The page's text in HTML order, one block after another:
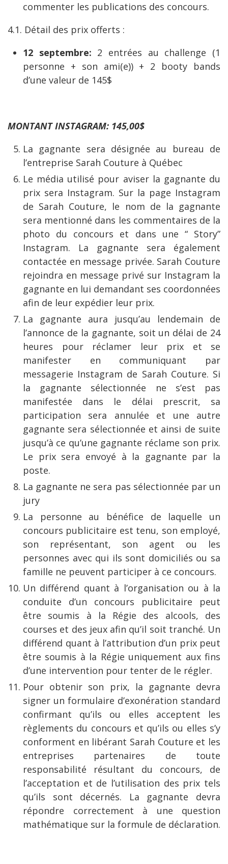
commenter les publications des concours.
4.1. Détail des prix offerts :
12 septembre: 2 entrées au challenge (1
personne + son ami(e)) + 2 booty bands
d’une valeur de 145$
MONTANT INSTAGRAM: 145,00$
La gagnante sera désignée au bureau de
l’entreprise Sarah Couture à Québec
Le média utilisé pour aviser la gagnante du
prix sera Instagram. Sur la page Instagram
de Sarah Couture, le nom de la gagnante
sera mentionné dans les commentaires de la
photo du concours et dans une “ Story”
Instagram. La gagnante sera également
contactée en message privée. Sarah Couture
rejoindra en message privé sur Instagram la
gagnante en lui demandant ses coordonnées
afin de leur expédier leur prix.
La gagnante aura jusqu’au lendemain de
l’annonce de la gagnante, soit un délai de 24
heures pour réclamer leur prix et se
manifester en communiquant par
messagerie Instagram de Sarah Couture. Si
la gagnante sélectionnée ne s’est pas
manifestée dans le délai prescrit, sa
participation sera annulée et une autre
gagnante sera sélectionnée et ainsi de suite
jusqu’à ce qu’une gagnante réclame son prix.
Le prix sera envoyé à la gagnante par la
poste.
La gagnante ne sera pas sélectionnée par un
jury
La personne au bénéfice de laquelle un
concours publicitaire est tenu, son employé,
son représentant, son agent ou les
personnes avec qui ils sont domiciliés ou sa
famille ne peuvent participer à ce concours.
Un différend quant à l’organisation ou à la
conduite d’un concours publicitaire peut
être soumis à la Régie des alcools, des
courses et des jeux afin qu’il soit tranché. Un
différend quant à l’attribution d’un prix peut
être soumis à la Régie uniquement aux fins
d’une intervention pour tenter de le régler.
Pour obtenir son prix, la gagnante devra
signer un formulaire d’exonération standard
confirmant qu’ils ou elles acceptent les
règlements du concours et qu’ils ou elles s’y
conforment en libérant Sarah Couture et les
entreprises partenaires de toute
responsabilité résultant du concours, de
l’acceptation et de l’utilisation des prix tels
qu’ils sont décernés. La gagnante devra
répondre correctement à une question
mathématique sur la formule de déclaration.